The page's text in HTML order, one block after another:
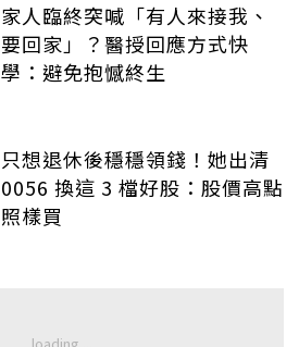
家人臨終突喊「有人來接我、
要回家」？醫授回應方式快
學：避免抱憾終生
只想退休後穩穩領錢！她出清
0056 換這 3 檔好股：股價高點
照樣買